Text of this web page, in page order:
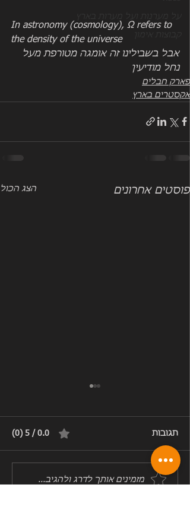
In astronomy (cosmology), Ω refers to
the density of the universe
אבל בשבילינו זה אומגה מטורפת מעל
נחל מודיעין
פארק חבלים
אקסטרים בארץ
פוסטים אחרונים הצג הכול
אימון מיוחד - מעבר ויה
תגובות 0.0 / 5 ‏(0)
מזמינים אותך לדרג ולהגיב...